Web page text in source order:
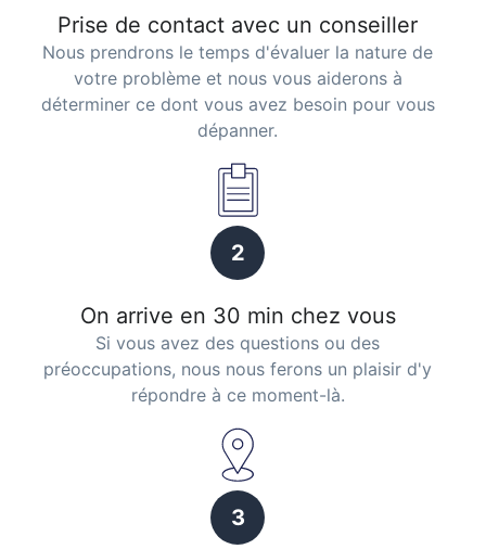
Prise de contact avec un conseiller
Nous prendrons le temps d'évaluer la nature de
votre problème et nous vous aiderons à
déterminer ce dont vous avez besoin pour vous
dépanner.
2
On arrive en 30 min chez vous
Si vous avez des questions ou des
préoccupations, nous nous ferons un plaisir d'y
répondre à ce moment-là.
3